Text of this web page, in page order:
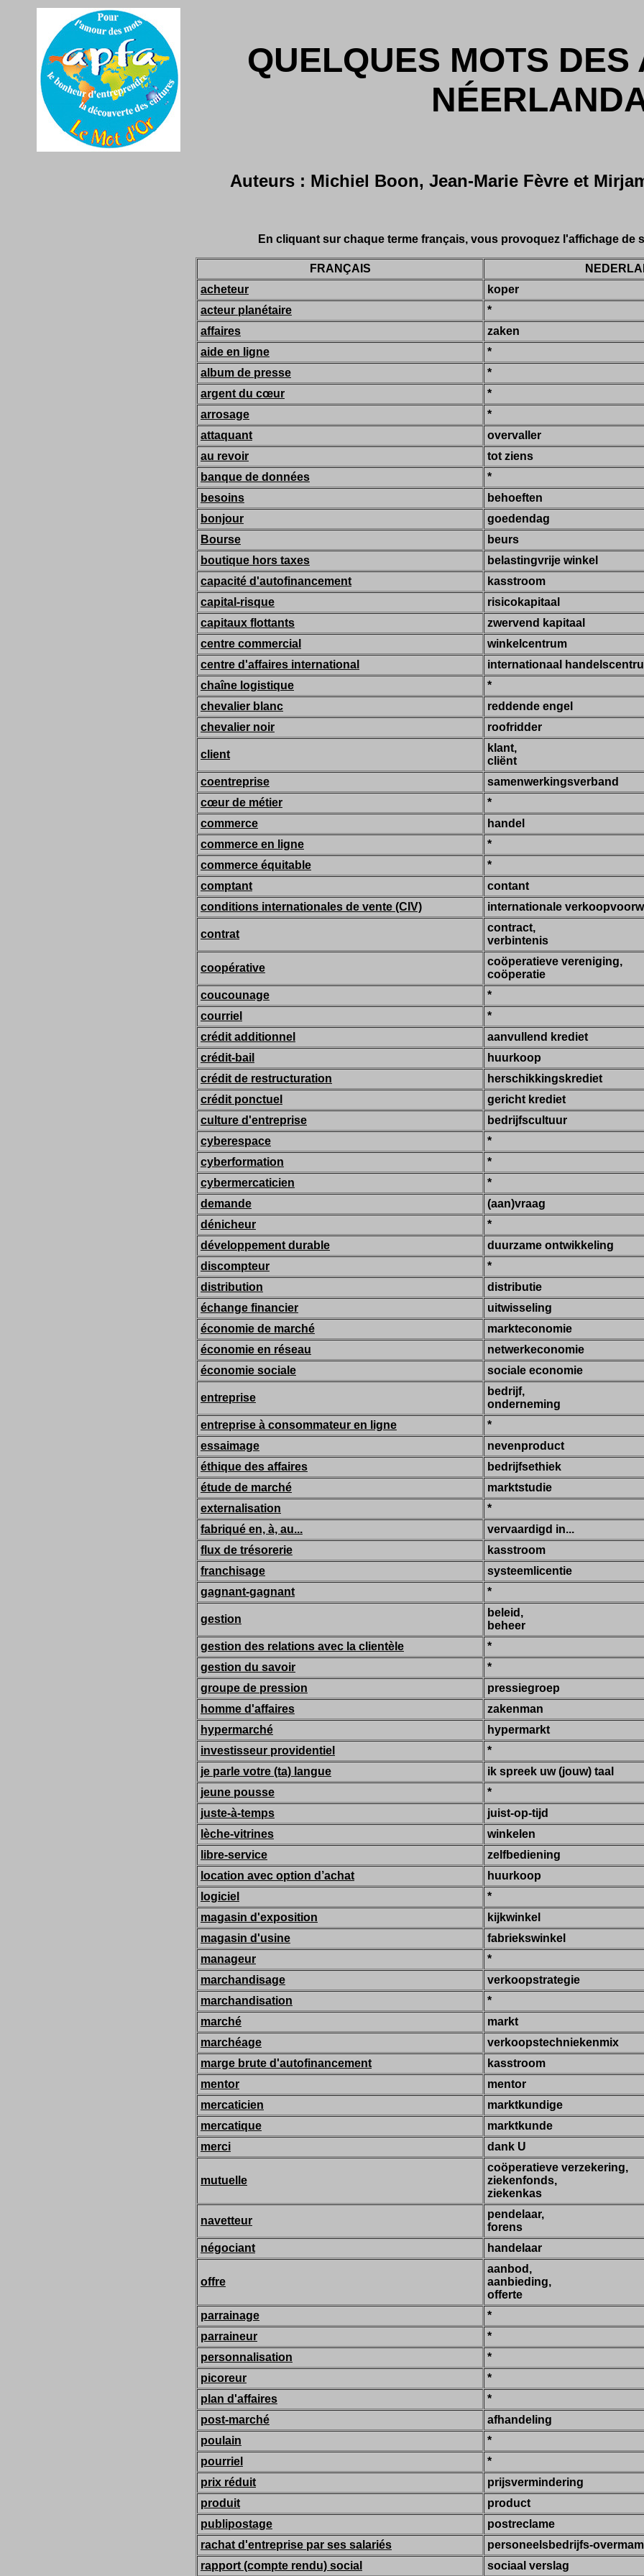
QUELQUES MOTS DES
Auteurs : Michiel Boon, Jean-Marie Fèvre et
En cliquant sur chaque terme français, vous provoquez l'affichage de
FRANÇAIS
acheteur
koper
acteur planétaire
*
affaires
zaken
aide en ligne
*
album de presse
*
argent du cœur
*
arrosage
*
attaquant
overvaller
au revoir
tot ziens
banque de données
*
besoins
behoeften
bonjour
goedendag
Bourse
beurs
boutique hors taxes
belastingvrije winkel
capacité d'autofinancement
kasstroom
capital-risque
risicokapitaal
capitaux flottants
zwervend kapitaal
centre commercial
winkelcentrum
centre d'affaires international
internationaal
chaîne logistique
*
chevalier blanc
reddende engel
chevalier noir
roofridder
client
klant,
cliënt
coentreprise
samenwerkingsverband
cœur de métier
*
commerce
handel
commerce en ligne
*
commerce équitable
*
comptant
contant
conditions internationales de vente (CIV)
internationale
contrat
contract,
verbintenis
coopérative
coöperatieve vereniging,
coöperatie
coucounage
*
courriel
*
crédit additionnel
aanvullend krediet
crédit-bail
huurkoop
crédit de restructuration
herschikkingskrediet
crédit ponctuel
gericht krediet
culture d'entreprise
bedrijfscultuur
cyberespace
*
cyberformation
*
cybermercaticien
*
demande
(aan)vraag
dénicheur
*
développement durable
duurzame ontwikkeling
discompteur
*
distribution
distributie
échange financier
uitwisseling
économie de marché
markteconomie
économie en réseau
netwerkeconomie
économie sociale
sociale economie
entreprise
bedrijf,
onderneming
entreprise à consommateur en ligne
*
essaimage
nevenproduct
éthique des affaires
bedrijfsethiek
étude de marché
marktstudie
externalisation
*
fabriqué en, à, au...
vervaardigd in...
flux de trésorerie
kasstroom
franchisage
systeemlicentie
gagnant-gagnant
*
gestion
beleid,
beheer
gestion des relations avec la clientèle
*
gestion du savoir
*
groupe de pression
pressiegroep
homme d'affaires
zakenman
hypermarché
hypermarkt
investisseur providentiel
*
je parle votre (ta) langue
ik spreek uw (jouw) taal
jeune pousse
*
juste-à-temps
juist-op-tijd
lèche-vitrines
winkelen
libre-service
zelfbediening
location avec option d’achat
huurkoop
logiciel
*
magasin d'exposition
kijkwinkel
magasin d'usine
fabriekswinkel
manageur
*
marchandisage
verkoopstrategie
marchandisation
*
marché
markt
marchéage
verkoopstechniekenmix
marge brute d'autofinancement
kasstroom
mentor
mentor
mercaticien
marktkundige
mercatique
marktkunde
merci
dank U
mutuelle
coöperatieve verzekering,
ziekenfonds,
ziekenkas
navetteur
pendelaar,
forens
négociant
handelaar
offre
aanbod,
aanbieding,
offerte
parrainage
*
parraineur
*
personnalisation
*
picoreur
*
plan d'affaires
*
post-marché
afhandeling
poulain
*
pourriel
*
prix réduit
prijsvermindering
produit
product
publipostage
postreclame
rachat d'entreprise par ses salariés
personeelsbedrijfs-
rapport (compte rendu) social
sociaal verslag